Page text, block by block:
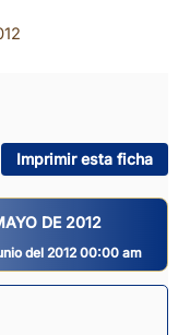
Imprimir esta ficha
DE 2012
del 2012 00:00 am